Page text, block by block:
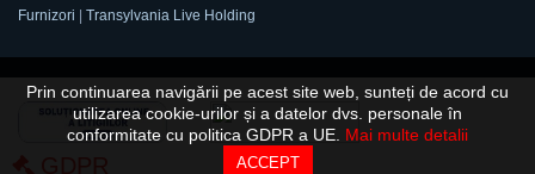
Furnizori
Transylvania Live Holding
Prin continuarea navigării pe acest site web, sunteți de acord cu
utilizarea cookie-urilor și a datelor dvs. personale în
conformitate cu politica GDPR a UE. Mai multe detalii
ACCEPT